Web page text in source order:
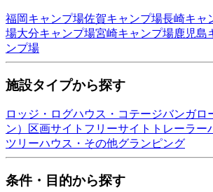
福岡キャンプ場佐賀キャンプ場長崎キャ
場大分キャンプ場宮崎キャンプ場鹿児島
ンプ場
施設タイプから探す
ロッジ・ログハウス・コテージバンガロ
ン）
区画サイト フリーサイト トレーラー
ツリーハウス・その他グランピング
条件・目的から探す